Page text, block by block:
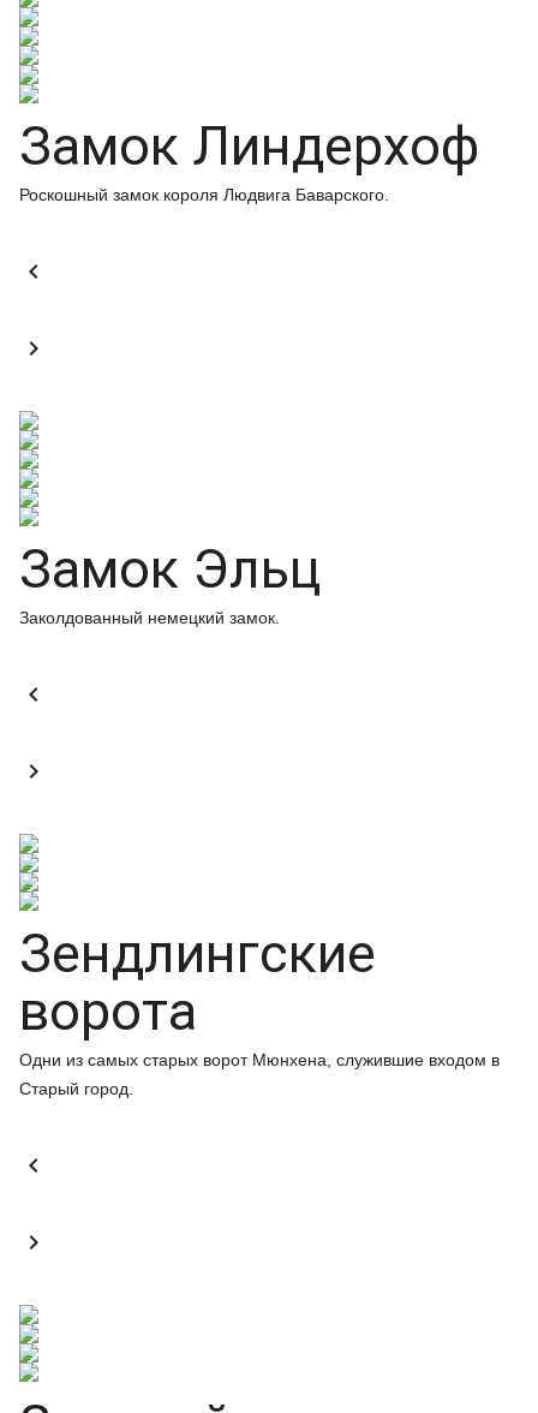
Замок Линдерхоф
Роскошный замок короля Людвига Баварского.


Замок Эльц
Заколдованный немецкий замок.


Зендлингские
ворота
Одни из самых старых ворот Мюнхена, служившие входом в
Старый город.

